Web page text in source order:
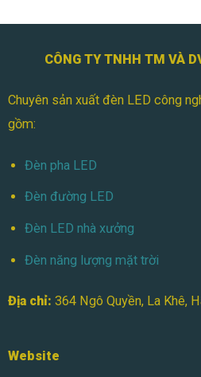
Bãi
Xe
CÔNG TY TNHH TM VÀ
Chuyên sản xuất đèn LED công
gồm:
Đèn pha LED
Đèn đường LED
Đèn LED nhà xưởng
Đèn năng lượng mặt trời
Địa chỉ: 364 Ngô Quyền, La Khê,
Website